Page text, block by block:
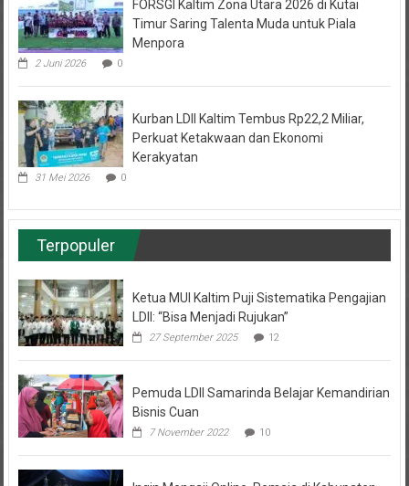
Timur Saring Talenta Muda untuk Piala
Menpora
2 Juni 2026 0
Perkuat Ketakwaan dan Ekonomi
Kerakyatan
31 Mei 2026 0
Terpopuler
LDII: “Bisa Menjadi Rujukan”
27 September 2025 12
Bisnis Cuan
7 November 2022